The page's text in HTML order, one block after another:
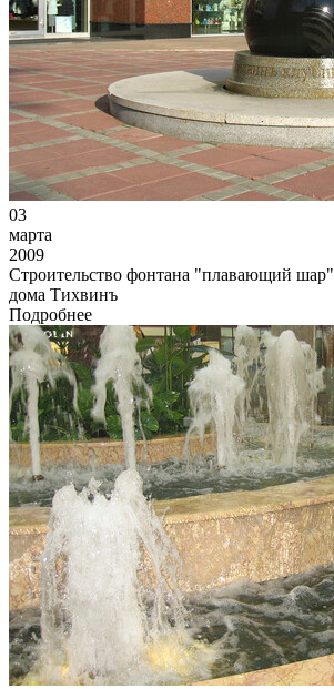
03
марта
2009
Строительство фонтана "плавающий
дома Тихвинъ
Подробнее